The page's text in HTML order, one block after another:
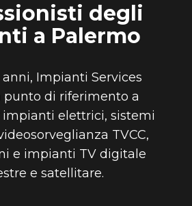
degli
a Palermo
anni, Impianti Services
punto di riferimento a
impianti elettrici, sistemi
TVCC,
e impianti TV digitale
e satellitare.